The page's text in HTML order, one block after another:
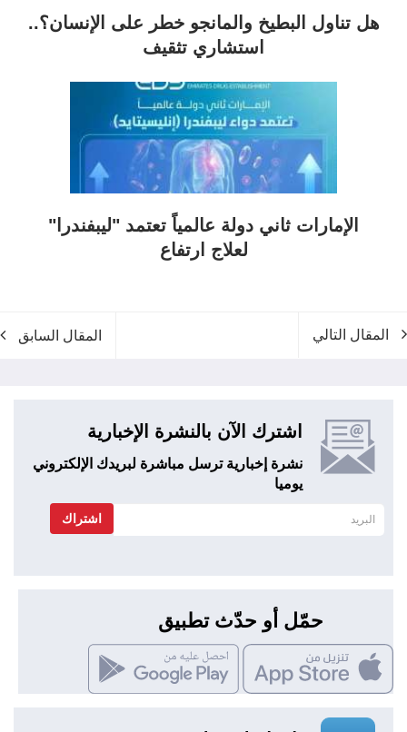
هل تناول البطيخ والمانجو خطر على الإنسان؟..
استشاري تثقيف
الإمارات ثاني دولة عالمياً تعتمد "ليبفندرا"
لعلاج ارتفاع
المقال التالي المقال السابق
اشترك الآن بالنشرة الإخبارية
نشرة إخبارية ترسل مباشرة لبريدك الإلكتروني
يوميا
اشتراك
حمّل أو حدّث تطبيق